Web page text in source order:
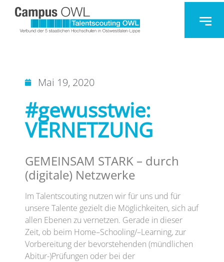
Mai 19, 2020
#gewusstwie:
VERNETZUNG
GEMEINSAM STARK – durch
(digitale) Netzwerke
Im Talentscouting nutzen wir für uns und für
unsere Talente gezielt die Möglichkeiten, sich auf
allen Ebenen zu vernetzen. Gerade in dieser
Zeit, ob beim Home–Schooling/–Learning,zur
Vorbereitung der bevorstehenden (mündlichen
Abitur-)Prüfungen oder bei der